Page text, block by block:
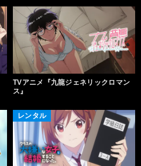
TVアニメ『九龍ジェネリックロマン
ス』
レンタル